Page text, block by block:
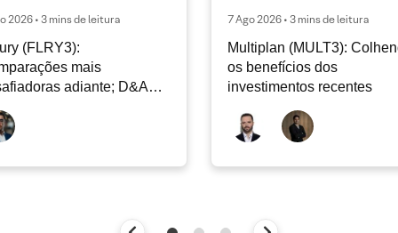
2026 • 3 mins de leitura
(FLRY3):
mais
adiante; D&A
permanecer nos níveis
7 Ago 2026 • 3 mins de leitura
Multiplan (MULT3):
os benefícios dos
investimentos recentes